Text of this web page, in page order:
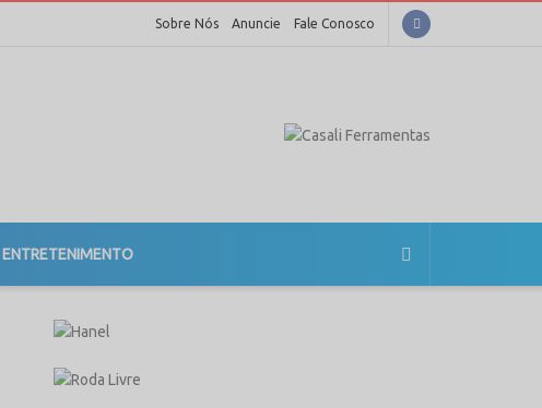
Sobre Nós Anuncie Fale Conosco
ENTRETENIMENTO